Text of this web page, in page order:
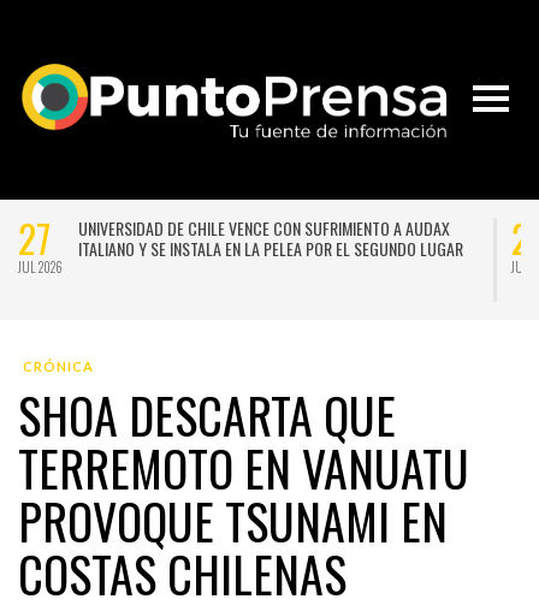
27
JUL 2026
UNIVERSIDAD DE CHILE VENCE CON SUFRIMIENTO A AUDAX
ITALIANO Y SE INSTALA EN LA PELEA POR EL SEGUNDO LUGAR
JUL
CRÓNICA
SHOA DESCARTA QUE
TERREMOTO EN VANUATU
PROVOQUE TSUNAMI EN
COSTAS CHILENAS